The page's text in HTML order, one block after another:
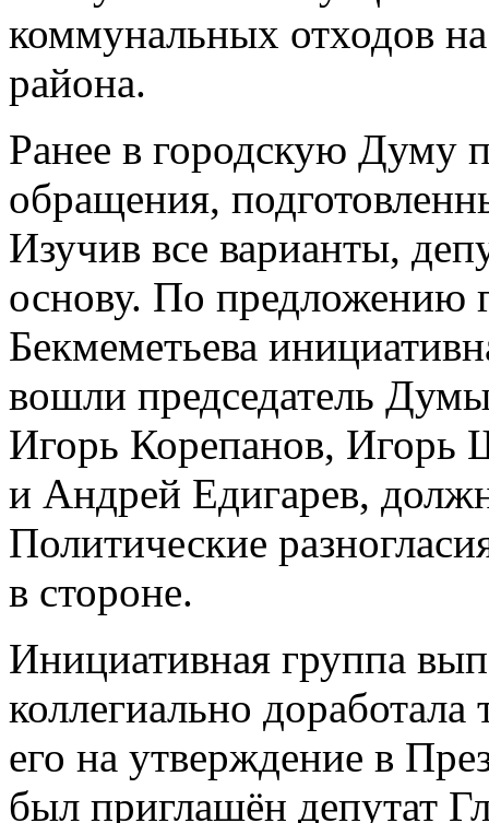
коммунальных отходов
района.
Ранее в городскую Думу
обращения,
Изучив все варианты,
основу. По предложению
Бекмеметьева
вошли председатель
Игорь Корепанов, Игорь
и Андрей Едигарев,
Политические
в стороне.
Инициативная группа
коллегиально
его на утверждение в
был приглашён депутат